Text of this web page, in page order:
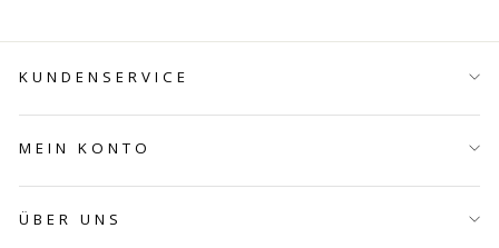
KUNDENSERVICE
MEIN KONTO
ÜBER UNS